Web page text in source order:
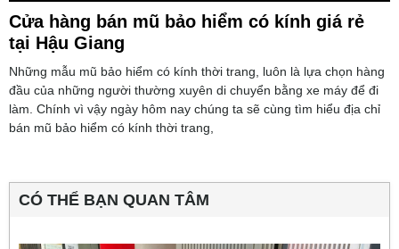
Cửa hàng bán mũ bảo hiểm có kính giá rẻ
tại Hậu Giang
Những mẫu mũ bảo hiểm có kính thời trang, luôn là lựa chọn hàng
đầu của những người thường xuyên di chuyển bằng xe máy để đi
làm. Chính vì vậy ngày hôm nay chúng ta sẽ cùng tìm hiểu địa chỉ
bán mũ bảo hiểm có kính thời trang,
CÓ THỂ BẠN QUAN TÂM